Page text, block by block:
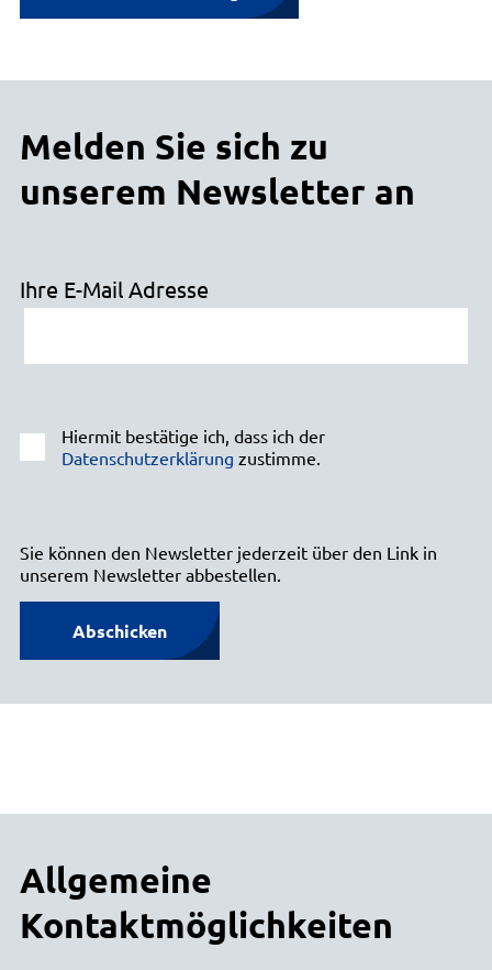
Melden Sie sich zu
unserem Newsletter an
Ihre E-Mail Adresse
Hiermit bestätige ich, dass ich der
Datenschutzerklärung zustimme.
Sie können den Newsletter jederzeit über den Link in
unserem Newsletter abbestellen.
Abschicken
Allgemeine
Kontaktmöglichkeiten